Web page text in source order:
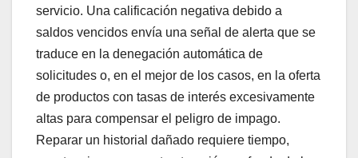
servicio. Una calificación negativa debido a
saldos vencidos envía una señal de alerta que se
traduce en la denegación automática de
solicitudes o, en el mejor de los casos, en la oferta
de productos con tasas de interés excesivamente
altas para compensar el peligro de impago.
Reparar un historial dañado requiere tiempo,